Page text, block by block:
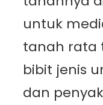
untuk
tanah rata
bibit jenis
dan